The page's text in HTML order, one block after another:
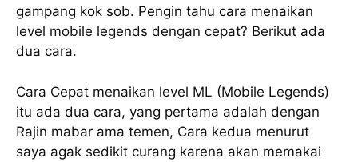
gampang kok sob. Pengin tahu cara menaikan
level mobile legends dengan cepat? Berikut ada
dua cara.
Cara Cepat menaikan level ML (Mobile Legends)
itu ada dua cara, yang pertama adalah dengan
Rajin mabar ama temen, Cara kedua menurut
saya agak sedikit curang karena akan memakai